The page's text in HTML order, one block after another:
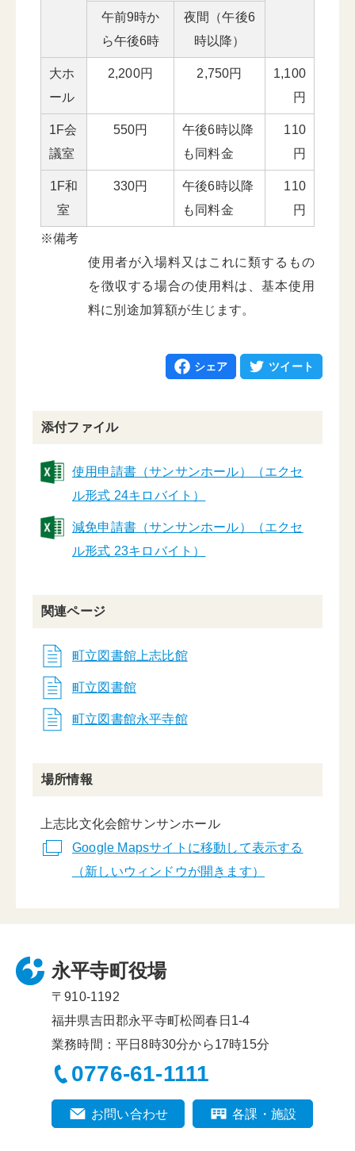
午前9時か
ら午後6時
夜間（午後6
時以降）
大ホ
ール
2,200円 2,750円
1,100
円
1F会
議室
550円
午後6時以降
も同料金
110
円
1F和
室
330円
午後6時以降
も同料金
110
円
※備考
使用者が入場料又はこれに類するもの
を徴収する場合の使用料は、基本使用
料に別途加算額が生じます。
シェア ツイート
添付ファイル
使用申請書（サンサンホール）（エクセ
ル形式 24キロバイト）
減免申請書（サンサンホール）（エクセ
ル形式 23キロバイト）
関連ページ
町立図書館上志比館
町立図書館
町立図書館永平寺館
場所情報
上志比文化会館サンサンホール
Google Mapsサイトに移動して表示する
（新しいウィンドウが開きます）
永平寺町役場
〒910-1192
福井県吉田郡永平寺町松岡春日1-4
業務時間：平日8時30分から17時15分
0776-61-1111
お問い合わせ 各課・施設